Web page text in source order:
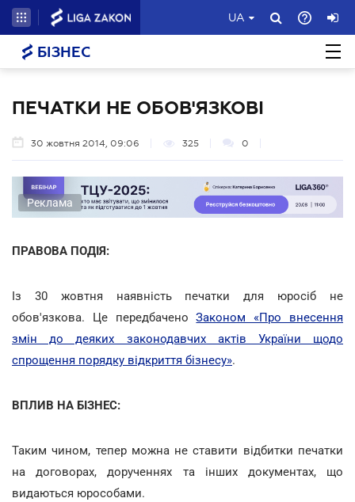
UA
БІЗНЕС
ПЕЧАТКИ НЕ ОБОВ'ЯЗКОВІ
30 жовтня 2014, 09:06 325 0
Реклама
ПРАВОВА ПОДІЯ:
Із 30 жовтня наявність печатки для юросіб не
обов'язкова. Це передбаченоЗаконом «Про внесення
змін до деяких законодавчих актів України щодо
спрощення порядку відкриття бізнесу».
ВПЛИВ НА БІЗНЕС:
Таким чином, тепер можна не ставити відбитки печатки
на договорах, дорученнях та інших документах, що
видаються юрособами.